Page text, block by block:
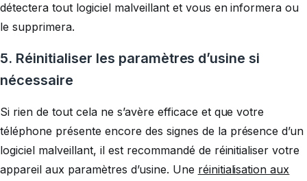
détectera tout logiciel malveillant et vous en informera ou
le supprimera.
5. Réinitialiser les paramètres d’usine si
nécessaire
Si rien de tout cela ne s’avère efficace et que votre
téléphone présente encore des signes de la présence d’un
logiciel malveillant, il est recommandé de réinitialiser votre
appareil aux paramètres d’usine. Une réinitialisation aux